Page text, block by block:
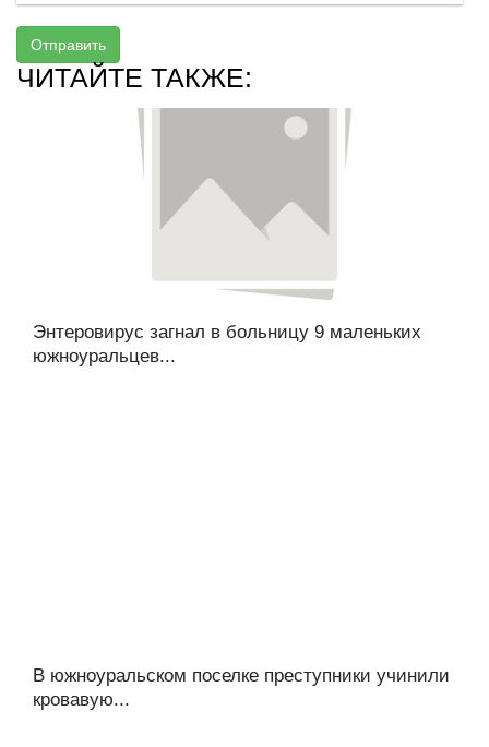
Отправить
ЧИТАЙТЕ ТАКЖЕ:
Энтеровирус загнал в больницу 9 маленьких
южноуральцев...
В южноуральском поселке преступники учинили
кровавую...